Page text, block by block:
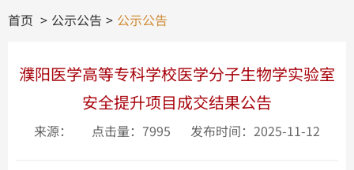
首页 公示公告 公示公告
濮阳医学高等专科学校医学分子生物学实验室
安全提升项目成交结果公告
来源： 点击量：7995 发布时间：2025-11-12